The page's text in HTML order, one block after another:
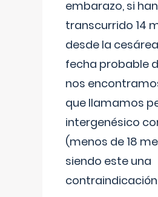
embarazo, si han
transcurrido 14
desde la
fecha probable
nos
que llamamos
intergenésico
(menos de 18
siendo este una
contraindicación